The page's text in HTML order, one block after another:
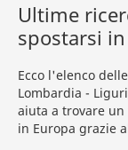
Ultime
spostarsi
Ecco l'elenco
Lombardia -
aiuta a trovare
in Europa grazie